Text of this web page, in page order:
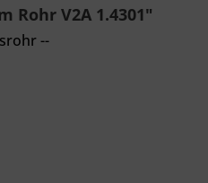
Rohr V2A 1.4301"
--